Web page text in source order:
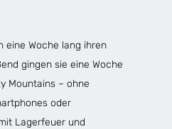
eine Woche lang ihren
gingen sie eine Woche
Mountains – ohne
oder
Lagerfeuer und